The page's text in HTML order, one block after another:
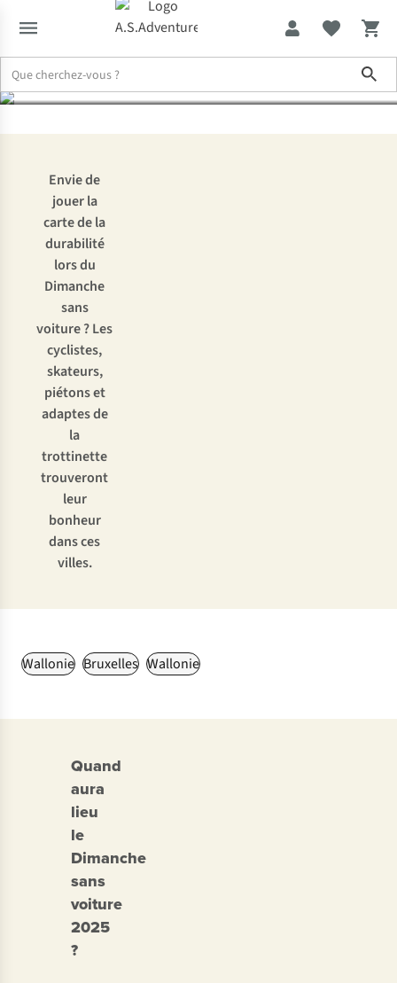
faire
Envie de
jouer la
carte de la
durabilité
lors du
Dimanche
sans
voiture ? Les
cyclistes,
skateurs,
piétons et
adaptes de
la
trottinette
trouveront
leur
bonheur
dans ces
villes.
Wallonie Bruxelles Wallonie
Quand
aura
lieu
le
Dimanche
sans
voiture
2025
?